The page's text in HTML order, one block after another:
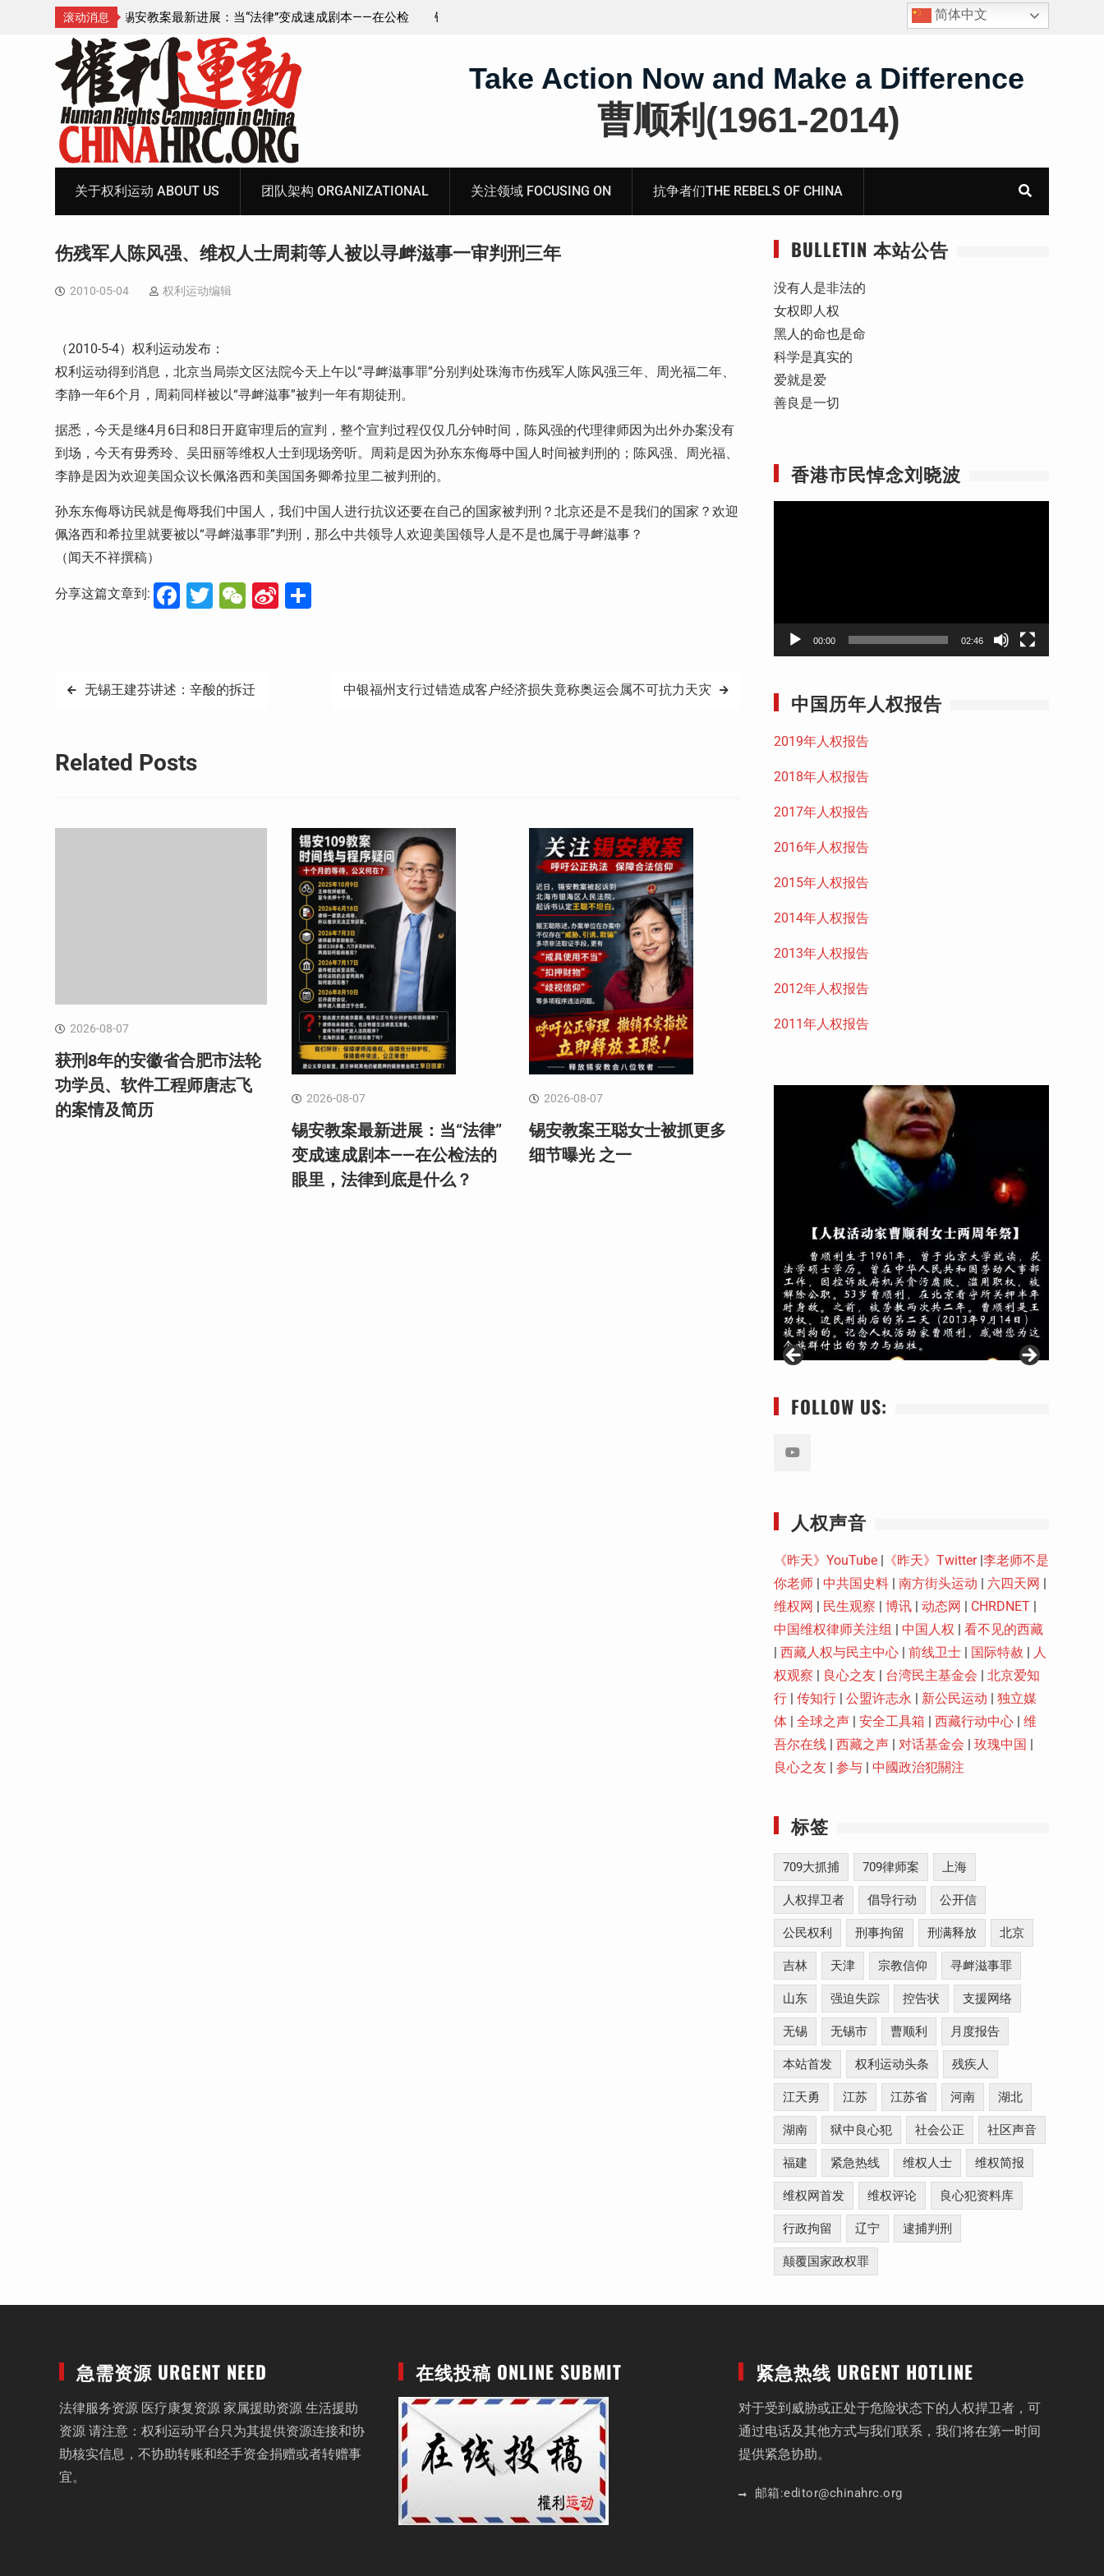
滚动消息
速成剧本——在公检 锡安教案王聪女士被抓更多细节曝光 之一
获刑8年的安徽省合肥市法轮功学员、软件工程师唐志
简体中文
Take Action Now and Make a Difference
曹顺利(1961-2014)
关于权利运动 ABOUT US 团队架构 ORGANIZATIONAL 关注领域 FOCUSING ON 抗争者们THE REBELS OF CHINA
伤残军人陈风强、维权人士周莉等人被以寻衅滋事一审判刑三年
2010-05-04 权利运动编辑
（2010-5-4）权利运动发布：
权利运动得到消息，北京当局崇文区法院今天上午以“寻衅滋事罪”分别判处珠海市伤残军人陈风强三年、周光福二年、
李静一年6个月，周莉同样被以“寻衅滋事”被判一年有期徒刑。
据悉，今天是继4月6日和8日开庭审理后的宣判，整个宣判过程仅仅几分钟时间，陈风强的代理律师因为出外办案没有
到场，今天有毋秀玲、吴田丽等维权人士到现场旁听。周莉是因为孙东东侮辱中国人时间被判刑的；陈风强、周光福、
李静是因为欢迎美国众议长佩洛西和美国国务卿希拉里二被判刑的。
孙东东侮辱访民就是侮辱我们中国人，我们中国人进行抗议还要在自己的国家被判刑？北京还是不是我们的国家？欢迎
佩洛西和希拉里就要被以“寻衅滋事罪”判刑，那么中共领导人欢迎美国领导人是不是也属于寻衅滋事？
（闻天不祥撰稿）
分享这篇文章到: Facebook
Twitter
WeChat
Sina
文
导
无锡王建芬讲述：辛酸的拆迁 中银福州支行过错造成客户经济损失竟称奥运会属不可抗力天灾
Related Posts
2026-08-07
获刑8年的安徽省合肥市法轮
功学员、软件工程师唐志飞
的案情及简历
2026-08-07
锡安教案最新进展：当“法律”
变成速成剧本——在公检法的
眼里，法律到底是什么？
2026-08-07
锡安教案王聪女士被抓更多
细节曝光 之一
BULLETIN 本站公告
没有人是非法的
女权即人权
黑人的命也是命
科学是真实的
爱就是爱
善良是一切
香港市民悼念刘晓波
00:00 02:46
中国历年人权报告
2019年人权报告
2018年人权报告
2017年人权报告
2016年人权报告
2015年人权报告
2014年人权报告
2013年人权报告
2012年人权报告
2011年人权报告
FOLLOW US:
人权声音
《昨天》YouTube | 《昨天》Twitter|李老师不是
你老师 | 中共国史料 | 南方街头运动 | 六四天网 |
维权网 | 民生观察 | 博讯 | 动态网 | CHRDNET |
中国维权律师关注组 | 中国人权 | 看不见的西藏
| 西藏人权与民主中心 | 前线卫士 | 国际特赦 | 人
权观察 | 良心之友 | 台湾民主基金会 | 北京爱知
行 | 传知行 | 公盟许志永 | 新公民运动 | 独立媒
体 | 全球之声 | 安全工具箱 | 西藏行动中心 | 维
吾尔在线 | 西藏之声 | 对话基金会 | 玫瑰中国 |
良心之友 | 参与 | 中國政治犯關注
标签
709大抓捕 709律师案 上海
人权捍卫者 倡导行动 公开信
公民权利 刑事拘留 刑满释放 北京
吉林 天津 宗教信仰 寻衅滋事罪
山东 强迫失踪 控告状 支援网络
无锡 无锡市 曹顺利 月度报告
本站首发 权利运动头条 残疾人
江天勇 江苏 江苏省 河南 湖北
湖南 狱中良心犯 社会公正 社区声音
福建 紧急热线 维权人士 维权简报
维权网首发 维权评论 良心犯资料库
行政拘留 辽宁 逮捕判刑
颠覆国家政权罪
急需资源 URGENT NEED
法律服务资源 医疗康复资源 家属援助资源 生活援助
资源 请注意：权利运动平台只为其提供资源连接和协
助核实信息，不协助转账和经手资金捐赠或者转赠事
宜。
在线投稿 ONLINE SUBMIT 紧急热线 URGENT HOTLINE
对于受到威胁或正处于危险状态下的人权捍卫者，可
通过电话及其他方式与我们联系，我们将在第一时间
提供紧急协助。
邮箱:editor@chinahrc.org